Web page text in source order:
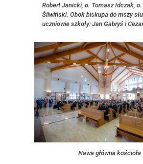
Robert Janicki, o. Tomasz Idczak, o.
Śliwiński. Obok biskupa do mszy
uczniowie szkoły: Jan Gabryś i
Nawa główna kościoła